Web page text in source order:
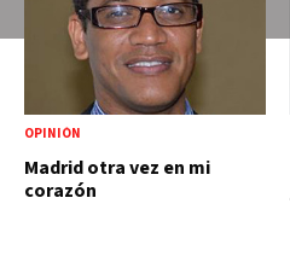
OPINIÓN
Madrid otra vez en mi
corazón